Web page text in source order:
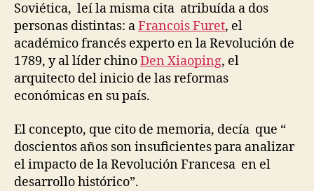
A
O
C
I
E
D
A
D
z
Soviética, leí la misma cita atribuída a dos
personas distintas: aFrancois Furet, el
académico francés experto en la Revolución de
1789, y al líder chinoDen Xiaoping, el
arquitecto del inicio de las reformas
económicas en su país.
El concepto, que cito de memoria, decía que “
doscientos años son insuficientes para analizar
el impacto de la Revolución Francesa en el
desarrollo histórico”.